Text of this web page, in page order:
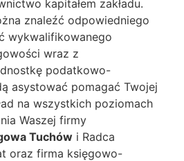
kapitałem zakładu.
znaleźć odpowiedniego
wykwalifikowanego
wraz z
podatkowo-
asystować pomagać Twojej
na wszystkich poziomach
Waszej firmy
Tuchów i Radca
oraz firma księgowo-